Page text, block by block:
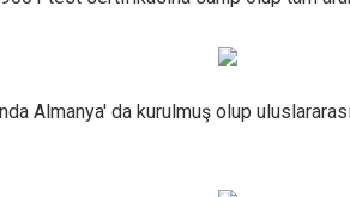
Almanya' da kurulmuş olup